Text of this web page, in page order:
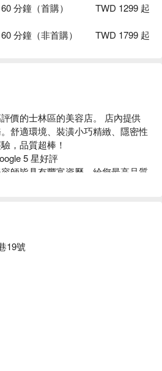
分鐘（首購） TWD 1299 起
分鐘（非首購） TWD 1799 起
價的士林區的美容店。 店內提供
舒適環境、裝潢小巧精緻、隱密性
，品質超棒！
5 星好評
師皆具有豐富資歷，給您最高品質
19號